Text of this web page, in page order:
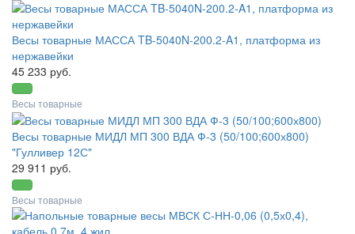
Весы товарные МАССА TB-5040N-200.2-A1, платформа из
нержавейки
45 233 руб.
Весы товарные
Весы товарные МИДЛ МП 300 ВДА Ф-3 (50/100;600х800)
"Гулливер 12С"
29 911 руб.
Весы товарные